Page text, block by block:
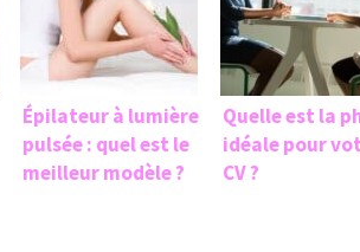
Épilateur à lumière
pulsée : quel est le
meilleur modèle ?
Quelle est la
idéale pour
CV ?